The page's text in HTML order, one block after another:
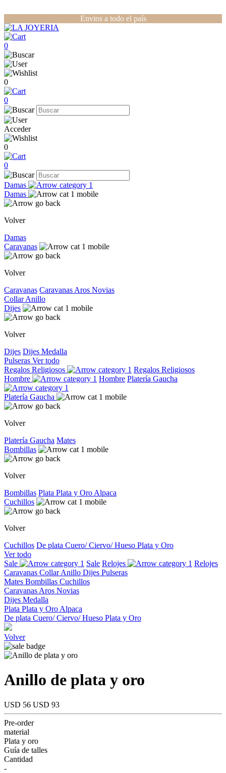
Envios a todo el país
0
0
0
Acceder
0
0
Damas
Damas
Volver
Damas
Caravanas
Volver
Caravanas Caravanas Aros Novias
CollarAnillo
Dijes
Volver
Dijes Dijes Medalla
Pulseras Ver todo
Regalos Religiosos
Regalos Religiosos
Hombre
Hombre Platería Gaucha
Platería Gaucha
Volver
Platería Gaucha Mates
Bombillas
Volver
Bombillas Plata Plata y Oro Alpaca
Cuchillos
Volver
Cuchillos De plata Cuero/ Ciervo/ Hueso Plata y Oro
Ver todo
Sale
Sale Relojes
Relojes
Caravanas CollarAnillo Dijes Pulseras
Mates Bombillas Cuchillos
Caravanas Aros Novias
Dijes Medalla
Plata Plata y Oro Alpaca
De plata Cuero/ Ciervo/ Hueso Plata y Oro
Volver
Anillo de plata y oro
USD 56 USD 93
Pre-order
material
Plata y oro
Guía de talles
Cantidad
-